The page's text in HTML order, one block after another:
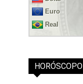
HORÓSCOPO